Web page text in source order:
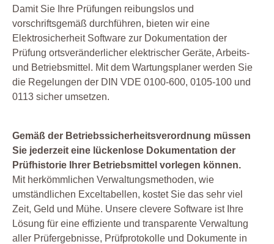
Damit Sie Ihre Prüfungen reibungslos und
vorschriftsgemäß durchführen, bieten wir eine
Elektrosicherheit Software zur Dokumentation der
Prüfung ortsveränderlicher elektrischer Geräte, Arbeits-
und Betriebsmittel. Mit dem Wartungsplaner werden Sie
die Regelungen der DIN VDE 0100-600, 0105-100 und
0113 sicher umsetzen.
Gemäß der Betriebssicherheitsverordnung müssen
Sie jederzeit eine lückenlose Dokumentation der
Prüfhistorie Ihrer Betriebsmittel vorlegen können.
Mit herkömmlichen Verwaltungsmethoden, wie
umständlichen Exceltabellen, kostet Sie das sehr viel
Zeit, Geld und Mühe. Unsere clevere Software ist Ihre
Lösung für eine effiziente und transparente Verwaltung
aller Prüfergebnisse, Prüfprotokolle und Dokumente in